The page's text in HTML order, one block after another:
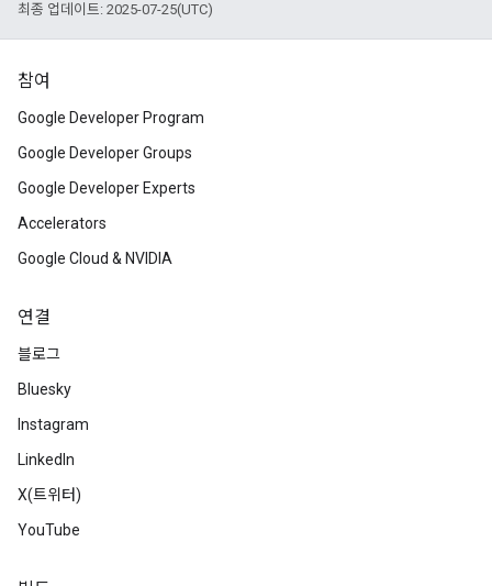
최종 업데이트: 2025-07-25(UTC)
참여
Google Developer Program
Google Developer Groups
Google Developer Experts
Accelerators
Google Cloud & NVIDIA
연결
블로그
Bluesky
Instagram
LinkedIn
X(트위터)
YouTube